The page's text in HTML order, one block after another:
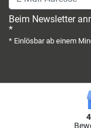
Beim Newsletter
*
* Einlösbar ab einem